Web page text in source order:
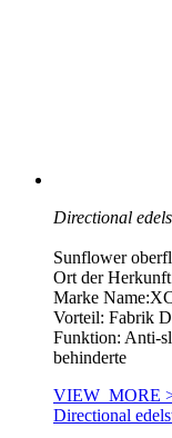
Directional
Sunflower
Ort der
Marke
Vorteil: Fabrik
Funktion: Anti-
behinderte
VIEW_MORE
Directional